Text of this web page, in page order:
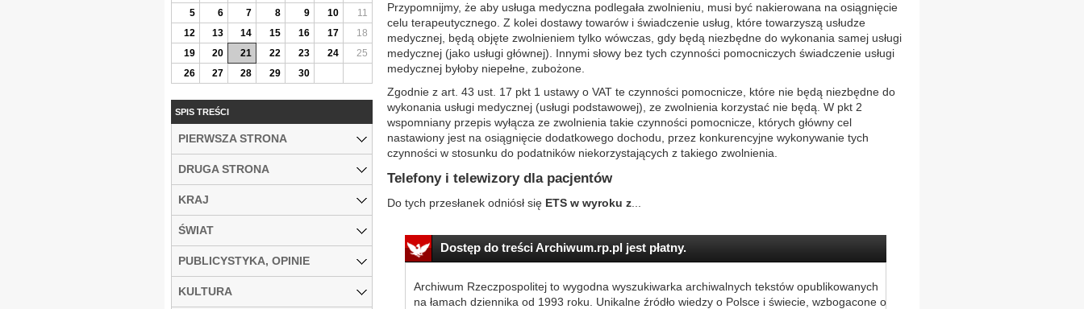
Przypomnijmy, że aby usługa medyczna podlegała zwolnieniu, musi być nakierowana na osiągnięcie
celu terapeutycznego. Z kolei dostawy towarów i świadczenie usług, które towarzyszą usłudze
medycznej, będą objęte zwolnieniem tylko wówczas, gdy będą niezbędne do wykonania samej usługi
medycznej (jako usługi głównej). Innymi słowy bez tych czynności pomocniczych świadczenie usługi
medycznej byłoby niepełne, zubożone.
Zgodnie z art. 43 ust. 17 pkt 1 ustawy o VAT te czynności pomocnicze, które nie będą niezbędne do
wykonania usługi medycznej (usługi podstawowej), ze zwolnienia korzystać nie będą. W pkt 2
wspomniany przepis wyłącza ze zwolnienia takie czynności pomocnicze, których główny cel
nastawiony jest na osiągnięcie dodatkowego dochodu, przez konkurencyjne wykonywanie tych
czynności w stosunku do podatników niekorzystających z takiego zwolnienia.
Telefony i telewizory dla pacjentów
Do tych przesłanek odniósł się ETS w wyroku z
Dostęp do treści Archiwum.rp.pl jest płatny.
Archiwum Rzeczpospolitej to wygodna wyszukiwarka archiwalnych tekstów opublikowanych
na łamach dziennika od 1993 roku. Unikalne źródło wiedzy o Polsce i świecie, wzbogacone o
5
6 7 8 9 10
11
12
13 14 15 16 17
18
19
20 21 22 23 24
25
26
27 28 29 30
SPIS TREŚCI
PIERWSZA STRONA
DRUGA STRONA
KRAJ
ŚWIAT
PUBLICYSTYKA, OPINIE
KULTURA